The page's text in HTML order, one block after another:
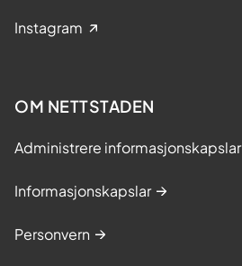
Instagram
OM NETTSTADEN
Administrere informasjonskapslar
Informasjonskapslar
Personvern